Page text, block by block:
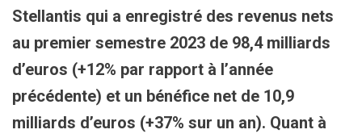
Stellantis qui a enregistré des revenus nets
au premier semestre 2023 de 98,4 milliards
d’euros (+12% par rapport à l’année
précédente) et un bénéfice net de 10,9
milliards d’euros (+37% sur un an). Quant à